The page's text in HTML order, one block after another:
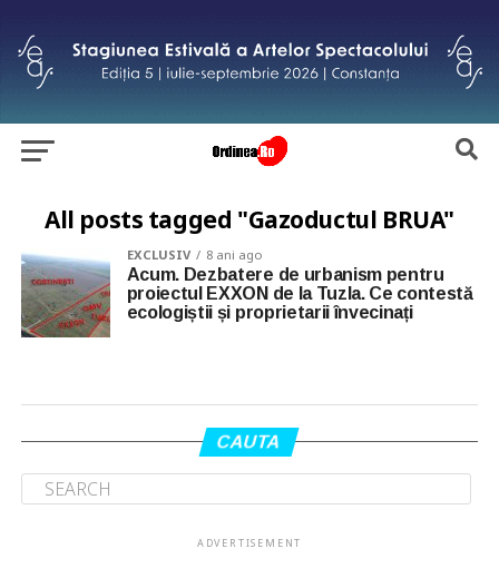
All posts tagged "Gazoductul BRUA"
EXCLUSIV 8 ani ago
Acum. Dezbatere de urbanism pentru
proiectul EXXON de la Tuzla. Ce contestă
ecologiștii și proprietarii învecinați
CAUTA
ADVERTISEMENT